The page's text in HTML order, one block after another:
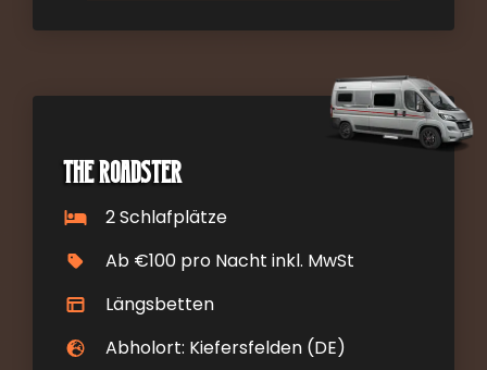
The Roadster
2 Schlafplätze
Ab €100 pro Nacht inkl. MwSt
Längsbetten
Abholort: Kiefersfelden (DE)